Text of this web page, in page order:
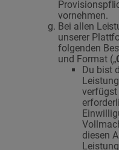
vornehmen.
Bei allen
unserer
folgenden
und Format („
Du bist
verfügst
diesen